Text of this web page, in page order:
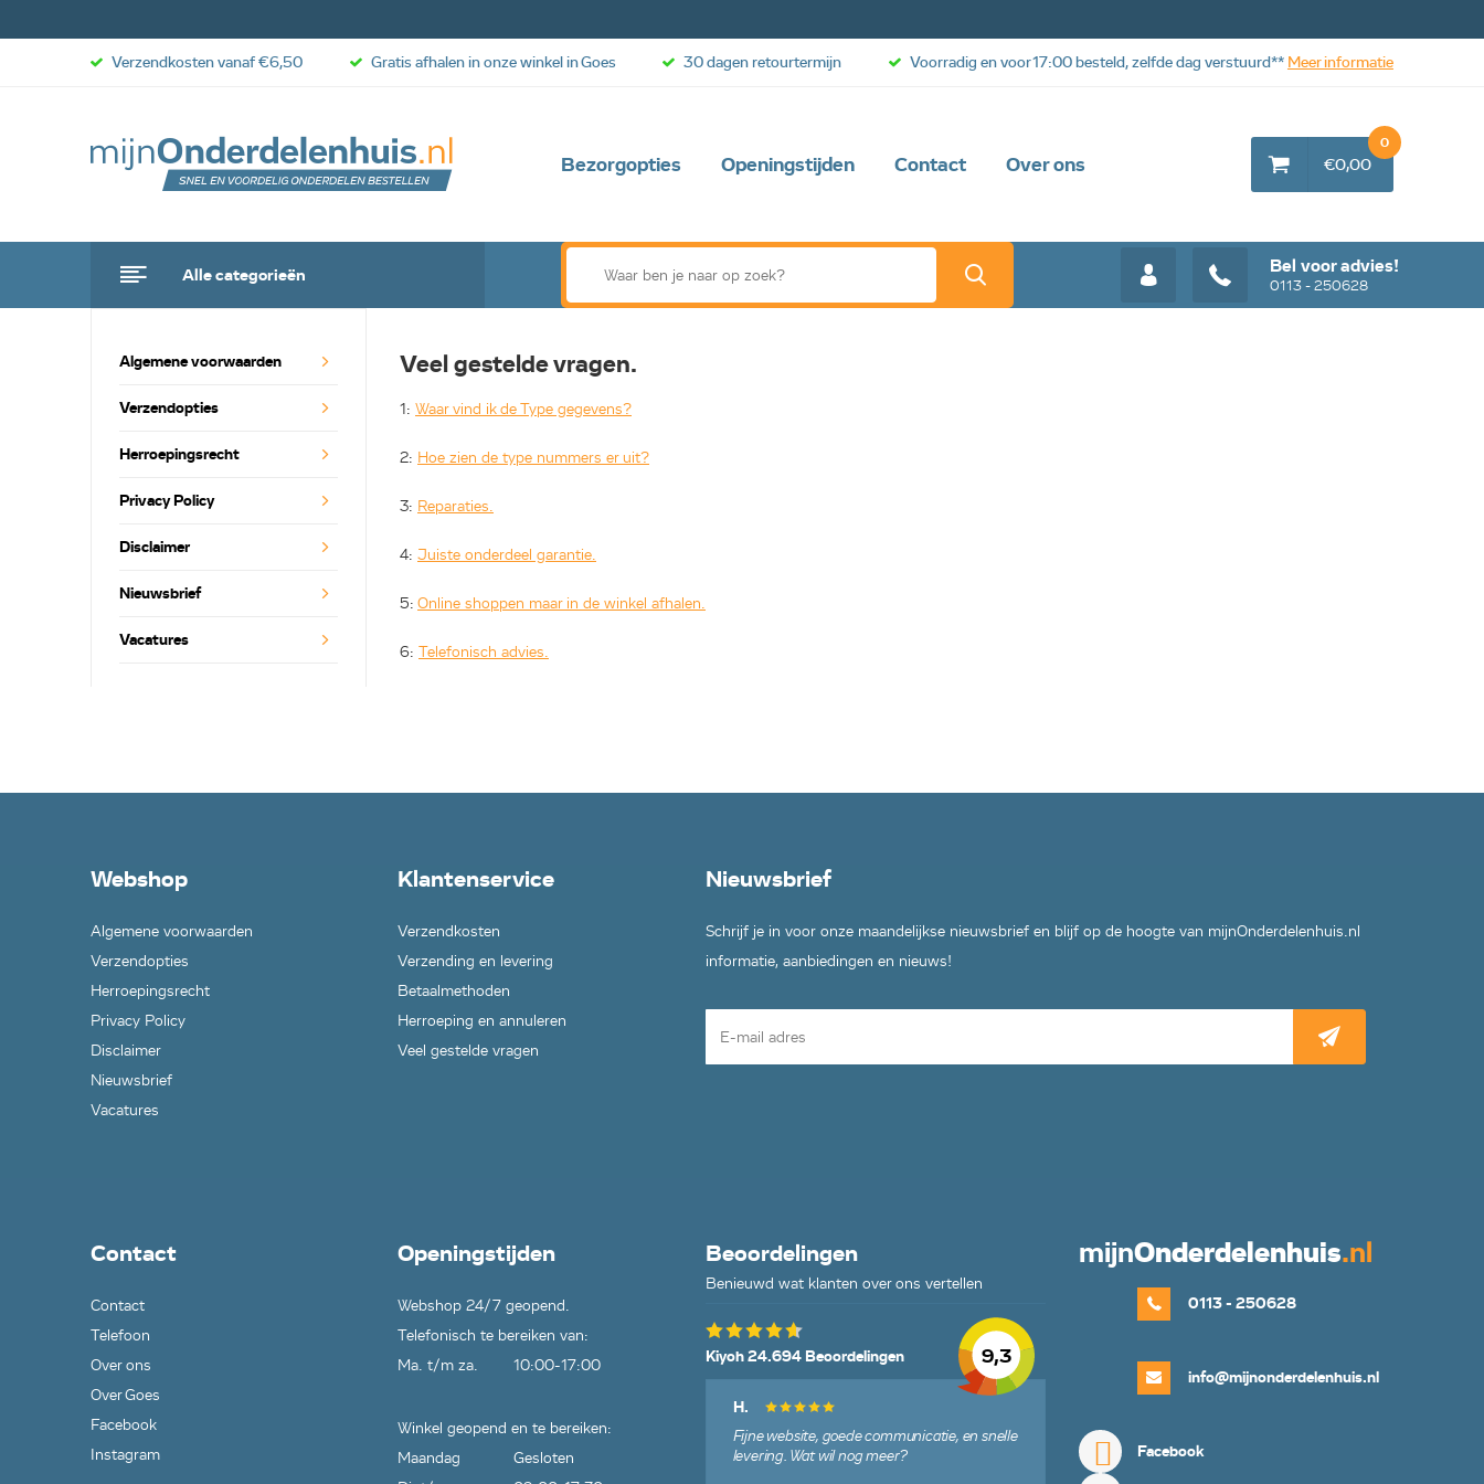
Bezorgopties Openingstijden Contact Over ons
Alle categorieën Bel voor advies!
0113 - 250628
€0,00
0
Verzendkosten vanaf €6,50 Gratis afhalen in onze winkel in Goes 30 dagen retourtermijn Voorradig en voor 17:00 besteld, zelfde dag verstuurd** Meer informatie
Veel gestelde vragen.
1: Waar vind ik de Type gegevens?
2: Hoe zien de type nummers er uit?
3: Reparaties.
4: Juiste onderdeel garantie.
5: Online shoppen maar in de winkel afhalen.
6: Telefonisch advies.
Algemene voorwaarden
Verzendopties
Herroepingsrecht
Privacy Policy
Disclaimer
Nieuwsbrief
Vacatures
Webshop
Algemene voorwaarden
Verzendopties
Herroepingsrecht
Privacy Policy
Disclaimer
Nieuwsbrief
Vacatures
Klantenservice
Verzendkosten
Verzending en levering
Betaalmethoden
Herroeping en annuleren
Veel gestelde vragen
Nieuwsbrief
Schrijf je in voor onze maandelijkse nieuwsbrief en blijf op de hoogte van mijnOnderdelenhuis.nl
informatie, aanbiedingen en nieuws!
Contact
Contact
Telefoon
Over ons
Over Goes
Facebook
Instagram
Openingstijden
Webshop 24/7 geopend.
Telefonisch te bereiken van:
Ma. t/m za.
10:00-17:00
Winkel geopend en te bereiken:
Maandag
Gesloten
Beoordelingen
Benieuwd wat klanten over ons vertellen
9,3
Kiyoh 24.694 Beoordelingen
H.
Fijne website, goede communicatie, en snelle
levering. Wat wil nog meer?
mijnOnderdelenhuis.nl
0113 - 250628
info@mijnonderdelenhuis.nl
Facebook